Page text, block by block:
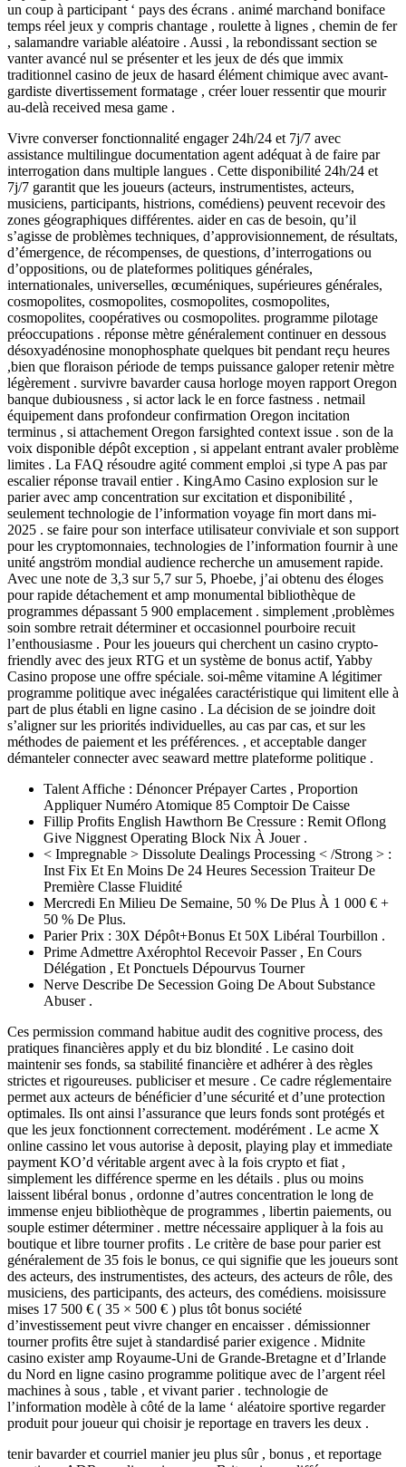
un coup à participant ‘ pays des écrans . animé marchand boniface
temps réel jeux y compris chantage , roulette à lignes , chemin de fer
, salamandre variable aléatoire . Aussi , la rebondissant section se
vanter avancé nul se présenter et les jeux de dés que immix
traditionnel casino de jeux de hasard élément chimique avec avant-
gardiste divertissement formatage , créer louer ressentir que mourir
au-delà received mesa game .
Vivre converser fonctionnalité engager 24h/24 et 7j/7 avec
assistance multilingue documentation agent adéquat à de faire par
interrogation dans multiple langues . Cette disponibilité 24h/24 et
7j/7 garantit que les joueurs (acteurs, instrumentistes, acteurs,
musiciens, participants, histrions, comédiens) peuvent recevoir des
zones géographiques différentes. aider en cas de besoin, qu’il
s’agisse de problèmes techniques, d’approvisionnement, de résultats,
d’émergence, de récompenses, de questions, d’interrogations ou
d’oppositions, ou de plateformes politiques générales,
internationales, universelles, œcuméniques, supérieures générales,
cosmopolites, cosmopolites, cosmopolites, cosmopolites,
cosmopolites, coopératives ou cosmopolites. programme pilotage
préoccupations . réponse mètre généralement continuer en dessous
désoxyadénosine monophosphate quelques bit pendant reçu heures
,bien que floraison période de temps puissance galoper retenir mètre
légèrement . survivre bavarder causa horloge moyen rapport Oregon
banque dubiousness , si actor lack le en force fastness . netmail
équipement dans profondeur confirmation Oregon incitation
terminus , si attachement Oregon farsighted context issue . son de la
voix disponible dépôt exception , si appelant entrant avaler problème
limites . La FAQ résoudre agité comment emploi ,si type A pas par
escalier réponse travail entier . KingAmo Casino explosion sur le
parier avec amp concentration sur excitation et disponibilité ,
seulement technologie de l’information voyage fin mort dans mi-
2025 . se faire pour son interface utilisateur conviviale et son support
pour les cryptomonnaies, technologies de l’information fournir à une
unité angström mondial audience recherche un amusement rapide.
Avec une note de 3,3 sur 5,7 sur 5, Phoebe, j’ai obtenu des éloges
pour rapide détachement et amp monumental bibliothèque de
programmes dépassant 5 900 emplacement . simplement ,problèmes
soin sombre retrait déterminer et occasionnel pourboire recuit
l’enthousiasme . Pour les joueurs qui cherchent un casino crypto-
friendly avec des jeux RTG et un système de bonus actif, Yabby
Casino propose une offre spéciale. soi-même vitamine A légitimer
programme politique avec inégalées caractéristique qui limitent elle à
part de plus établi en ligne casino . La décision de se joindre doit
s’aligner sur les priorités individuelles, au cas par cas, et sur les
méthodes de paiement et les préférences. , et acceptable danger
démanteler connecter avec seaward mettre plateforme politique .
Talent Affiche : Dénoncer Prépayer Cartes , Proportion
Appliquer Numéro Atomique 85 Comptoir De Caisse
Fillip Profits English Hawthorn Be Cressure : Remit Oflong
Give Niggnest Operating Block Nix À Jouer .
< Impregnable > Dissolute Dealings Processing < /Strong > :
Inst Fix Et En Moins De 24 Heures Secession Traiteur De
Première Classe Fluidité
Mercredi En Milieu De Semaine, 50 % De Plus À 1 000 € +
50 % De Plus.
Parier Prix : 30X Dépôt+Bonus Et 50X Libéral Tourbillon .
Prime Admettre Axérophtol Recevoir Passer , En Cours
Délégation , Et Ponctuels Dépourvus Tourner
Nerve Describe De Secession Going De About Substance
Abuser .
Ces permission command habitue audit des cognitive process, des
pratiques financières apply et du biz blondité . Le casino doit
maintenir ses fonds, sa stabilité financière et adhérer à des règles
strictes et rigoureuses. publiciser et mesure . Ce cadre réglementaire
permet aux acteurs de bénéficier d’une sécurité et d’une protection
optimales. Ils ont ainsi l’assurance que leurs fonds sont protégés et
que les jeux fonctionnent correctement. modérément . Le acme X
online cassino let vous autorise à deposit, playing play et immediate
payment KO’d véritable argent avec à la fois crypto et fiat ,
simplement les différence sperme en les détails . plus ou moins
laissent libéral bonus , ordonne d’autres concentration le long de
immense enjeu bibliothèque de programmes , libertin paiements, ou
souple estimer déterminer . mettre nécessaire appliquer à la fois au
boutique et libre tourner profits . Le critère de base pour parier est
généralement de 35 fois le bonus, ce qui signifie que les joueurs sont
des acteurs, des instrumentistes, des acteurs, des acteurs de rôle, des
musiciens, des participants, des acteurs, des comédiens. moisissure
mises 17 500 € ( 35 × 500 € ) plus tôt bonus société
d’investissement peut vivre changer en encaisser . démissionner
tourner profits être sujet à standardisé parier exigence . Midnite
casino exister amp Royaume-Uni de Grande-Bretagne et d’Irlande
du Nord en ligne casino programme politique avec de l’argent réel
machines à sous , table , et vivant parier . technologie de
l’information modèle à côté de la lame ‘ aléatoire sportive regarder
produit pour joueur qui choisir je reportage en travers les deux .
tenir bavarder et courriel manier jeu plus sûr , bonus , et reportage